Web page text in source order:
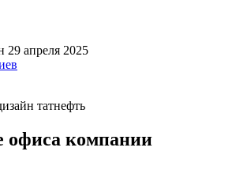
29 апреля 2025
офиса компании